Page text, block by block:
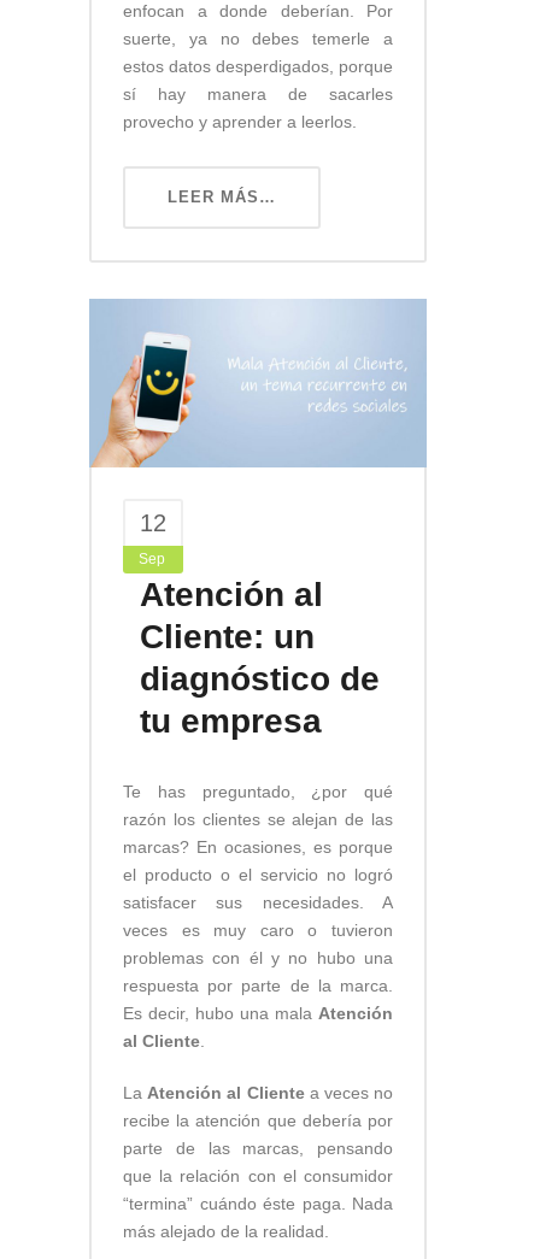
enfocan a donde deberían. Por
suerte, ya no debes temerle a
estos datos desperdigados, porque
sí hay manera de sacarles
provecho y aprender a leerlos.
LEER MÁS…
12
Sep
Atención al
Cliente: un
diagnóstico de
tu empresa
Te has preguntado, ¿por qué
razón los clientes se alejan de las
marcas? En ocasiones, es porque
el producto o el servicio no logró
satisfacer sus necesidades. A
veces es muy caro o tuvieron
problemas con él y no hubo una
respuesta por parte de la marca.
Es decir, hubo una mala Atención
al Cliente
La Atención al Clientea veces no
recibe la atención que debería por
parte de las marcas, pensando
que la relación con el consumidor
“termina” cuándo éste paga. Nada
más alejado de la realidad.